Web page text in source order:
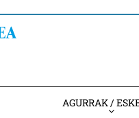
AGURRAK /